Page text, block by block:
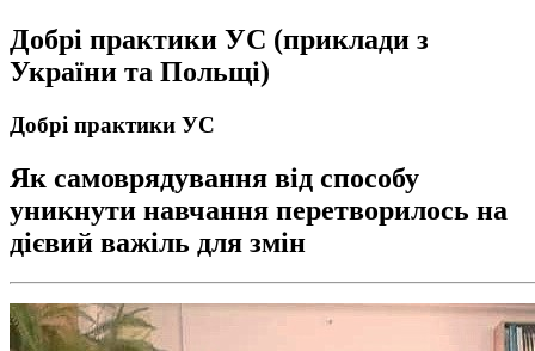
Добрі практики УС (приклади з
України та Польщі)
Добрі практики УС
Як самоврядування від способу
уникнути навчання перетворилось на
дієвий важіль для змін